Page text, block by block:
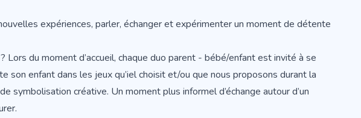
expériences, parler, échanger et expérimenter un moment de détente
Lors du moment d’accueil, chaque duo parent - bébé/enfant est invité à se
son enfant dans les jeux qu’iel choisit et/ou que nous proposons durant la
symbolisation créative. Un moment plus informel d’échange autour d’un